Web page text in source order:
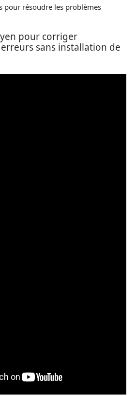
pour résoudre les problèmes
pour corriger
sans installation de